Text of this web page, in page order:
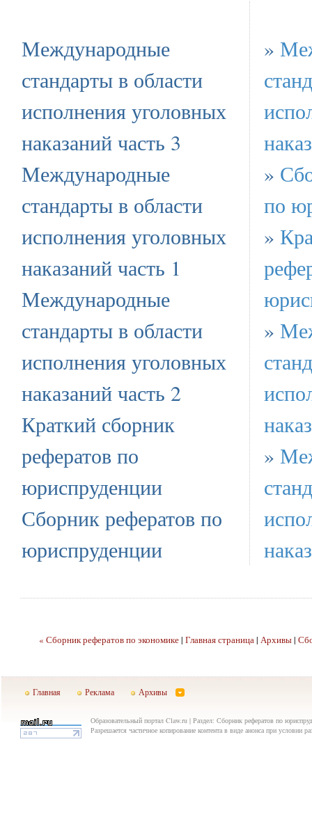
Международные
стандарты в области
исполнения уголовных
наказаний часть 3
Международные
стандарты в области
исполнения уголовных
наказаний часть 1
Международные
стандарты в области
исполнения уголовных
наказаний часть 2
Краткий сборник
рефератов по
юриспруденции
Сборник рефератов по
юриспруденции
»
»
по
»
»
»
« Сборник рефератов по экономике| Главная страница| Архивы|
Главная Реклама Архивы
Образовательный портал Claw.ru | Раздел: Сборник рефератов по
Разрешается частичное копирование контента в виде анонса при условии